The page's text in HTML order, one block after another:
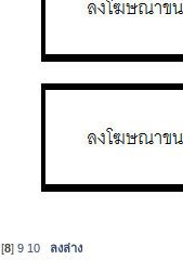
[8]9 10 ลงล่าง